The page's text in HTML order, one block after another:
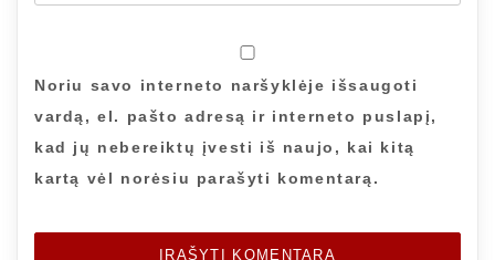
Noriu savo interneto naršyklėje išsaugoti
vardą, el. pašto adresą ir interneto puslapį,
kad jų nebereiktų įvesti iš naujo, kai kitą
kartą vėl norėsiu parašyti komentarą.